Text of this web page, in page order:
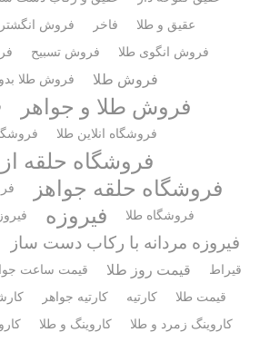
عقیق و طلا
فاخر
فروش
فروش انگوی طلا
فروش تسبیح
فروش طلا فروش طلا
فروش طلا و جواهر
فروشگاه انلاین طلا
فروشگاه حلقه
فروشگاه حلقه جواهز
فروشگاه طلا
فیروزه
فیروزه مردانه با رکاب دست ساز
قیراط
قیمت روز طلا قیمت ساعت
قیمت طلا
کارتیه کارتیه جواهر
کاروینگ زمرد و طلا
کاروینگ و طلا